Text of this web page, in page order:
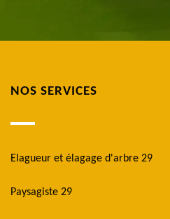
NOS SERVICES
Elagueur et élagage d'arbre 29
Paysagiste 29